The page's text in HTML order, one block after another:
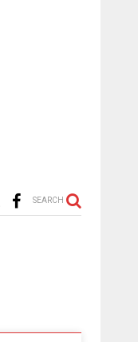
SEARCH